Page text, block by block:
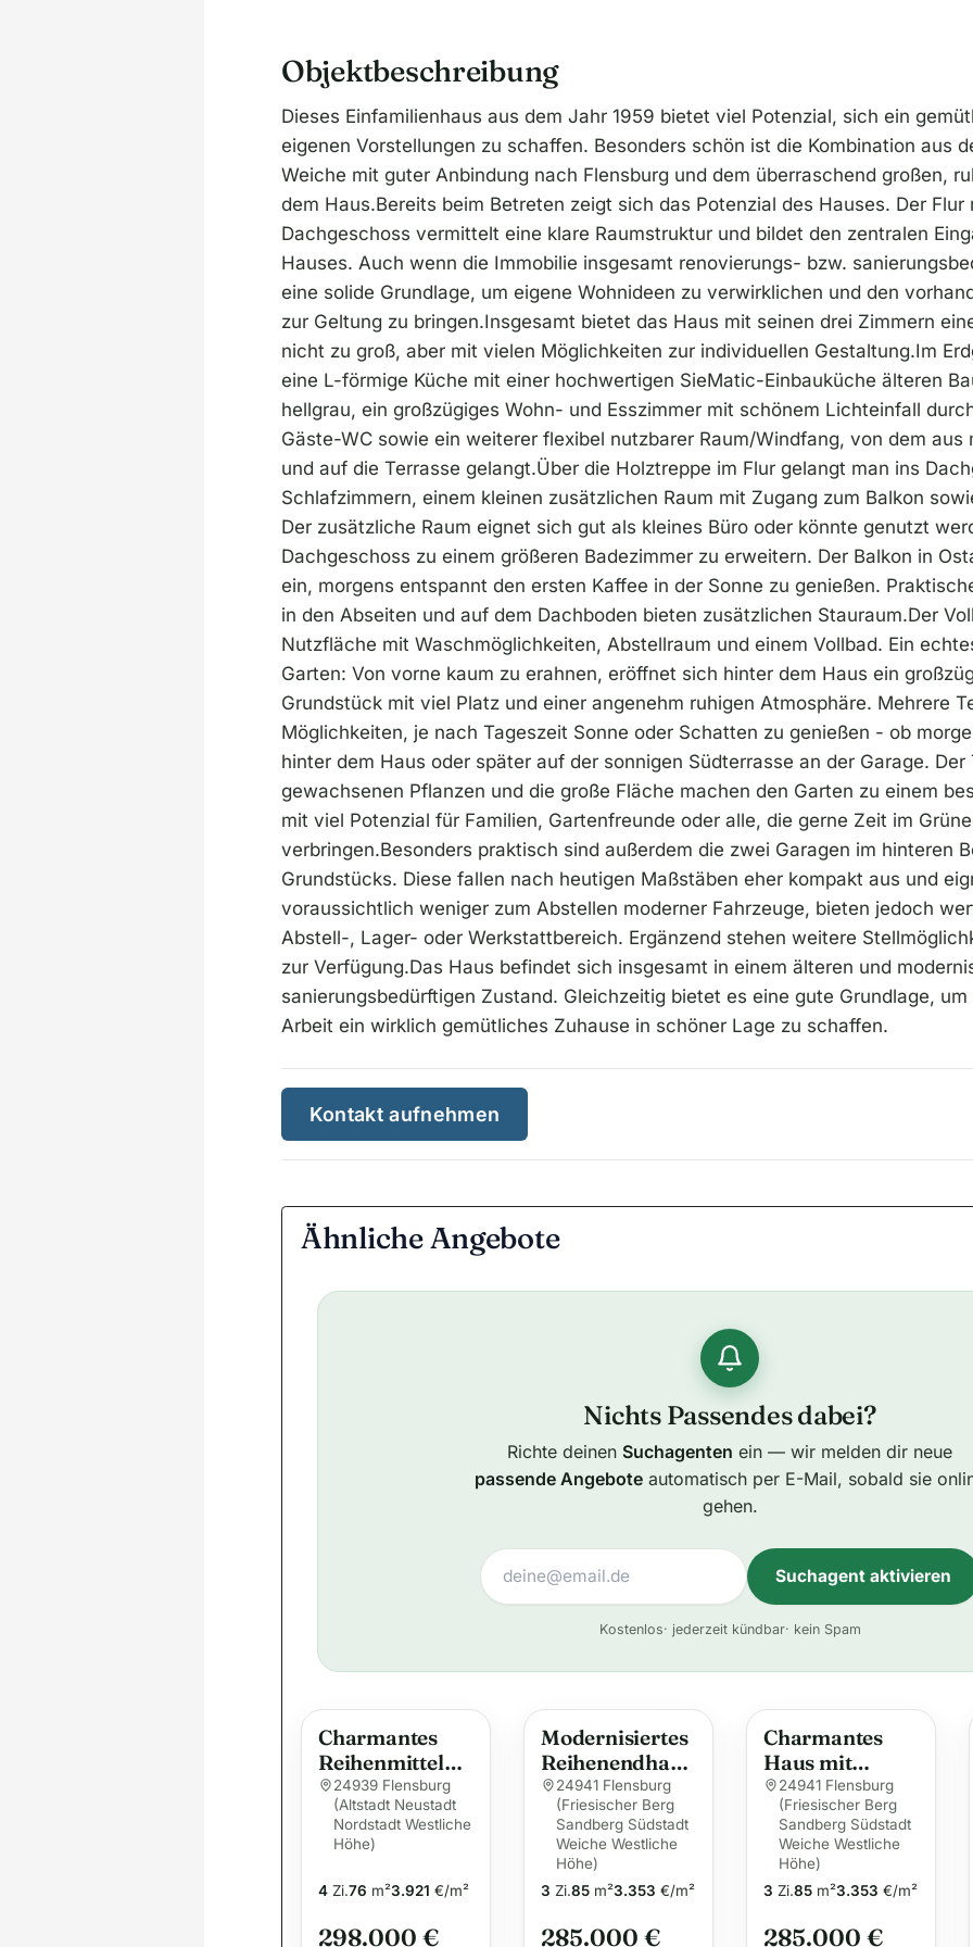
Objektbeschreibung
Dieses Einfamilienhaus aus dem Jahr 1959 bietet viel Potenzial, sich ein
eigenen Vorstellungen zu schaffen. Besonders schön ist die Kombination aus
Weiche mit guter Anbindung nach Flensburg und dem überraschend großen,
dem Haus.Bereits beim Betreten zeigt sich das Potenzial des Hauses. Der
Dachgeschoss vermittelt eine klare Raumstruktur und bildet den zentralen
Hauses. Auch wenn die Immobilie insgesamt renovierungs- bzw.
eine solide Grundlage, um eigene Wohnideen zu verwirklichen und den
zur Geltung zu bringen.Insgesamt bietet das Haus mit seinen drei Zimmern
nicht zu groß, aber mit vielen Möglichkeiten zur individuellen Gestaltung.Im
eine L-förmige Küche mit einer hochwertigen SieMatic-Einbauküche älteren
hellgrau, ein großzügiges Wohn- und Esszimmer mit schönem Lichteinfall
Gäste-WC sowie ein weiterer flexibel nutzbarer Raum/Windfang, von dem aus
und auf die Terrasse gelangt.Über die Holztreppe im Flur gelangt man ins
Schlafzimmern, einem kleinen zusätzlichen Raum mit Zugang zum Balkon
Der zusätzliche Raum eignet sich gut als kleines Büro oder könnte genutzt
Dachgeschoss zu einem größeren Badezimmer zu erweitern. Der Balkon in
ein, morgens entspannt den ersten Kaffee in der Sonne zu genießen.
in den Abseiten und auf dem Dachboden bieten zusätzlichen Stauraum.Der
Nutzfläche mit Waschmöglichkeiten, Abstellraum und einem Vollbad. Ein
Garten: Von vorne kaum zu erahnen, eröffnet sich hinter dem Haus ein
Grundstück mit viel Platz und einer angenehm ruhigen Atmosphäre. Mehrere
Möglichkeiten, je nach Tageszeit Sonne oder Schatten zu genießen - ob
hinter dem Haus oder später auf der sonnigen Südterrasse an der Garage. Der
gewachsenen Pflanzen und die große Fläche machen den Garten zu einem
mit viel Potenzial für Familien, Gartenfreunde oder alle, die gerne Zeit im
verbringen.Besonders praktisch sind außerdem die zwei Garagen im hinteren
Grundstücks. Diese fallen nach heutigen Maßstäben eher kompakt aus und
voraussichtlich weniger zum Abstellen moderner Fahrzeuge, bieten jedoch
Abstell-, Lager- oder Werkstattbereich. Ergänzend stehen weitere
zur Verfügung.Das Haus befindet sich insgesamt in einem älteren und
sanierungsbedürftigen Zustand. Gleichzeitig bietet es eine gute Grundlage,
Arbeit ein wirklich gemütliches Zuhause in schöner Lage zu schaffen.
Kontakt aufnehmen
Ähnliche Angebote
Nichts Passendes dabei?
Richte deinen Suchagenten ein — wir melden dir neue
passende Angeboteautomatisch per E-Mail, sobald sie
gehen.
Suchagent aktivieren
t
Kostenlos· jederzeit kündbar· kein Spam
Charmantes
Reihenmittelha
us in beliebter
Lage von
Flensburg –
solide und mit
24939 Flensburg
(Altstadt Neustadt
Nordstadt Westliche
Höhe)
4 Zi.76 m²3.921 €/m²
298.000 €
Modernisiertes
Reihenendhaus
in ruhiger Lage
24941 Flensburg
(Friesischer Berg
Sandberg Südstadt
Weiche Westliche
Höhe)
3 Zi.85 m²3.353 €/m²
285.000 €
Charmantes
Haus mit
Modernisierun
gen in
Flensburg
24941 Flensburg
(Friesischer Berg
Sandberg Südstadt
Weiche Westliche
Höhe)
3 Zi.85 m²3.353 €/m²
285.000 €